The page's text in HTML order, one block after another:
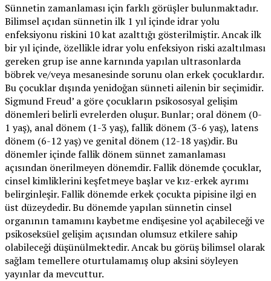
Sünnetin zamanlaması için farklı görüşler bulunmaktadır.
Bilimsel açıdan sünnetin ilk 1 yıl içinde idrar yolu
enfeksiyonu riskini 10 kat azalttığı gösterilmiştir. Ancak ilk
bir yıl içinde, özellikle idrar yolu enfeksiyon riski azaltılması
gereken grup ise anne karnında yapılan ultrasonlarda
böbrek ve/veya mesanesinde sorunu olan erkek çocuklardır.
Bu çocuklar dışında yenidoğan sünneti ailenin bir seçimidir.
Sigmund Freud’ a göre çocukların psikososyal gelişim
dönemleri belirli evrelerden oluşur. Bunlar; oral dönem (0-
1 yaş), anal dönem (1-3 yaş), fallik dönem (3-6 yaş), latens
dönem (6-12 yaş) ve genital dönem (12-18 yaş)dir. Bu
dönemler içinde fallik dönem sünnet zamanlaması
açısından önerilmeyen dönemdir. Fallik dönemde çocuklar,
cinsel kimliklerini keşfetmeye başlar ve kız-erkek ayrımı
belirginleşir. Fallik dönemde erkek çocukta pipisine ilgi en
üst düzeydedir. Bu dönemde yapılan sünnetin cinsel
organının tamamını kaybetme endişesine yol açabileceği ve
psikoseksüel gelişim açısından olumsuz etkilere sahip
olabileceği düşünülmektedir. Ancak bu görüş bilimsel olarak
sağlam temellere oturtulamamış olup aksini söyleyen
yayınlar da mevcuttur.